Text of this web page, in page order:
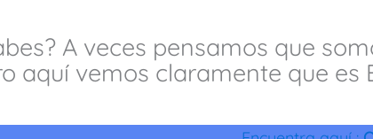
A veces pensamos que
aquí vemos claramente que es